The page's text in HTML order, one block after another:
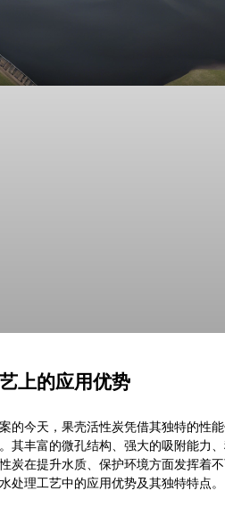
上的应用优势
的今天，果壳活性炭凭借其独特的性
其丰富的微孔结构、强大的吸附能力
炭在提升水质、保护环境方面发挥着
处理工艺中的应用优势及其独特特点。